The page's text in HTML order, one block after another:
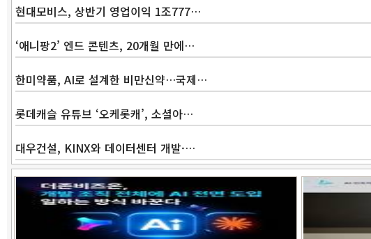
현대모비스, 상반기 영업이익 1조777…
‘애니팡2’ 엔드 콘텐츠, 20개월 만에…
한미약품, AI로 설계한 비만신약…국제…
롯데캐슬 유튜브 ‘오케롯캐’, 소셜아…
대우건설, KINX와 데이터센터 개발·…